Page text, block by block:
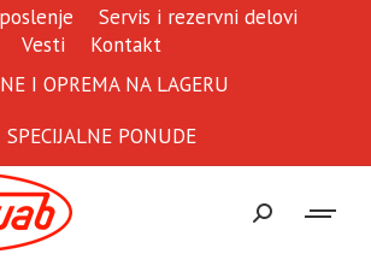
Servis i rezervni delovi
Vesti
Kontakt
I OPREMA NA LAGERU
SPECIJALNE PONUDE
Search: